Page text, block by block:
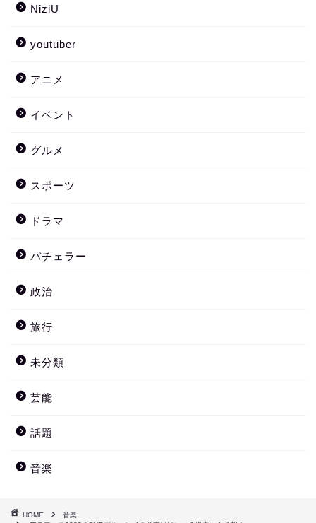
NiziU
youtuber
アニメ
イベント
グルメ
スポーツ
ドラマ
バチェラー
政治
旅行
未分類
芸能
話題
音楽
HOME
音楽